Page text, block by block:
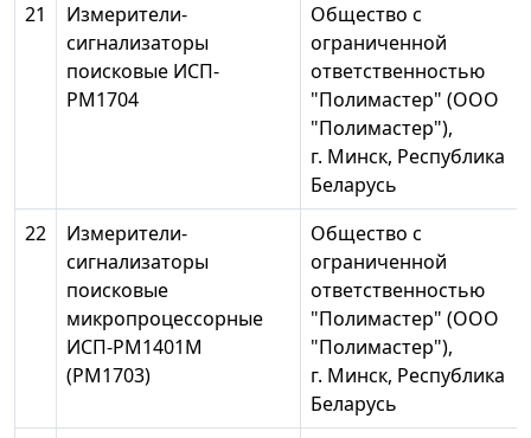
21
Измерители-
сигнализаторы
поисковые ИСП-
РМ1704
Общество с
ограниченной
ответственностью
"Полимастер" (ООО
"Полимастер"),
г. Минск, Республика
Беларусь
22
Измерители-
сигнализаторы
поисковые
микропроцессорные
ИСП-РМ1401М
(РМ1703)
Общество с
ограниченной
ответственностью
"Полимастер" (ООО
"Полимастер"),
г. Минск, Республика
Беларусь